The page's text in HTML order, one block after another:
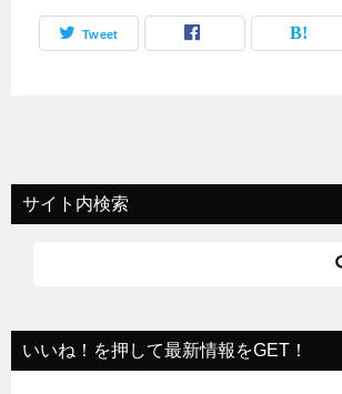
Tweet
サイト内検索
いいね！を押して最新情報をGET！